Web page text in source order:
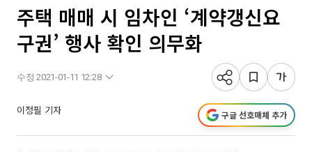
주택 매매 시 임차인 ‘계약갱신요
구권’ 행사 확인 의무화
수정 2021-01-11 12:28
이정필 기자 구글 선호매체 추가